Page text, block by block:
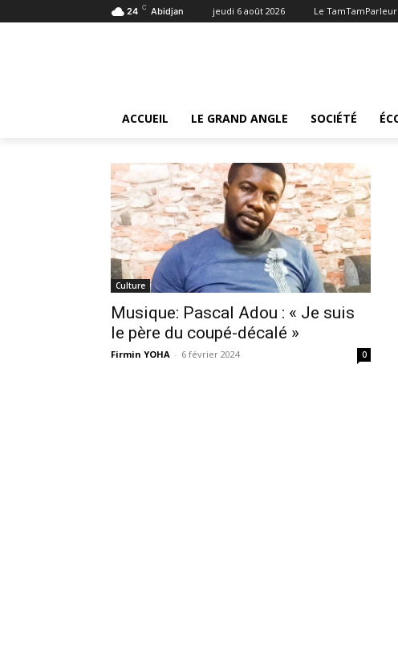
24 C Abidjan jeudi 6 août 2026 Le TamTamParleur
ACCUEIL LE GRAND ANGLE SOCIÉTÉ
Tags Pascal Adou
Culture
Musique: Pascal Adou : « Je suis
le père du coupé-décalé »
Firmin YOHA - 6 février 2024 0